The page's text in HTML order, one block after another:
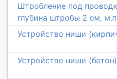
Штробление под
глубина штробы 2 см,
Устройство ниши
Устройство ниши